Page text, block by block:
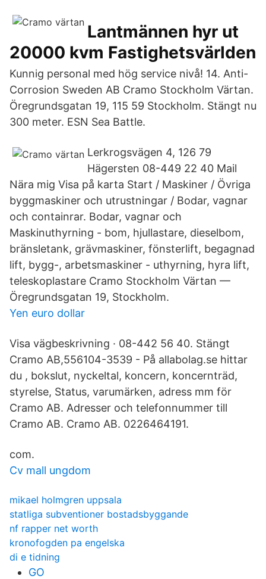
Lantmännen hyr ut
20000 kvm Fastighetsvärlden
Kunnig personal med hög service nivå! 14. Anti-
Corrosion Sweden AB Cramo Stockholm Värtan.
Öregrundsgatan 19, 115 59 Stockholm. Stängt nu
300 meter. ESN Sea Battle.
Lerkrogsvägen 4, 126 79
Hägersten 08-449 22 40 Mail
Nära mig Visa på karta Start / Maskiner / Övriga
byggmaskiner och utrustningar / Bodar, vagnar
och containrar. Bodar, vagnar och
Maskinuthyrning - bom, hjullastare, dieselbom,
bränsletank, grävmaskiner, fönsterlift, begagnad
lift, bygg-, arbetsmaskiner - uthyrning, hyra lift,
teleskoplastare Cramo Stockholm Värtan —
Öregrundsgatan 19, Stockholm.
Yen euro dollar
Visa vägbeskrivning · 08-442 56 40. Stängt
Cramo AB,556104-3539 - På allabolag.se hittar
du , bokslut, nyckeltal, koncern, koncernträd,
styrelse, Status, varumärken, adress mm för
Cramo AB. Adresser och telefonnummer till
Cramo AB. Cramo AB. 0226464191.
com.
Cv mall ungdom
mikael holmgren uppsala
statliga subventioner bostadsbyggande
nf rapper net worth
kronofogden pa engelska
di e tidning
GO